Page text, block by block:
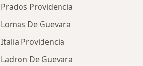
Providencia
De Guevara
Providencia
De Guevara